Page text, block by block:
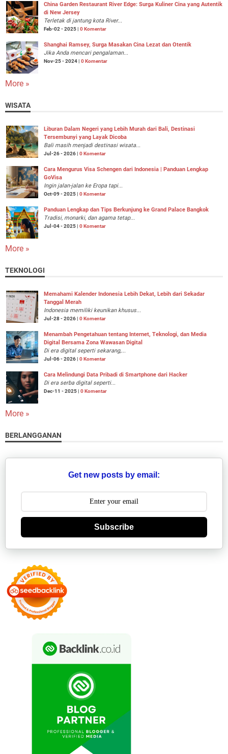
China Garden Restaurant River Edge: Surga Kuliner Cina yang Autentik
di New Jersey
Terletak di jantung kota River...
Feb-02 - 2025 | 0 Komentar
Shanghai Ramsey, Surga Masakan Cina Lezat dan Otentik
Jika Anda mencari pengalaman...
Nov-25 - 2024 | 0 Komentar
More »
WISATA
Liburan Dalam Negeri yang Lebih Murah dari Bali, Destinasi
Tersembunyi yang Layak Dicoba
Bali masih menjadi destinasi wisata...
Jul-26 - 2026 | 0 Komentar
Cara Mengurus Visa Schengen dari Indonesia | Panduan Lengkap
GoVisa
Ingin jalan-jalan ke Eropa tapi...
Oct-09 - 2025 | 0 Komentar
Panduan Lengkap dan Tips Berkunjung ke Grand Palace Bangkok
Tradisi, monarki, dan agama tetap...
Jul-04 - 2025 | 0 Komentar
More »
TEKNOLOGI
Memahami Kalender Indonesia Lebih Dekat, Lebih dari Sekadar
Tanggal Merah
Indonesia memiliki keunikan khusus...
Jul-28 - 2026 | 0 Komentar
Menambah Pengetahuan tentang Internet, Teknologi, dan Media
Digital Bersama Zona Wawasan Digital
Di era digital seperti sekarang,...
Jul-06 - 2026 | 0 Komentar
Cara Melindungi Data Pribadi di Smartphone dari Hacker
Di era serba digital seperti...
Dec-11 - 2025 | 0 Komentar
More »
BERLANGGANAN
Get new posts by email:
Subscribe